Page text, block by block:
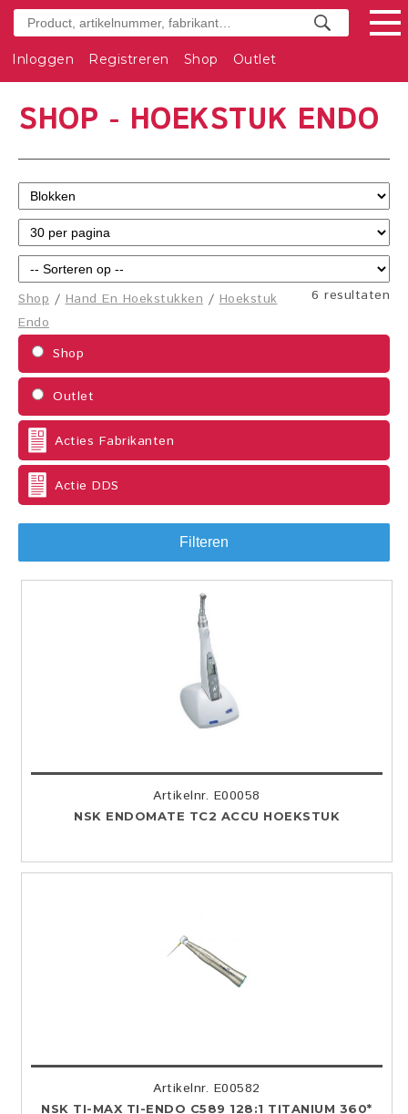
Inloggen Registreren Shop Outlet
SHOP - HOEKSTUK ENDO
6 resultaten
Shop /Hand En Hoekstukken /Hoekstuk
Endo
Shop
Outlet
Acties Fabrikanten
Actie DDS
Filteren
Artikelnr. E00058
NSK ENDOMATE TC2 ACCU HOEKSTUK
Artikelnr. E00582
NSK TI-MAX TI-ENDO C589 128:1 TITANIUM 360*